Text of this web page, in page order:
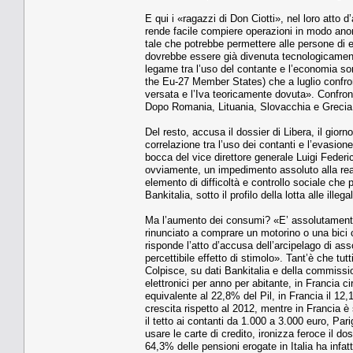
E qui i «ragazzi di Don Ciotti», nel loro atto
rende facile compiere operazioni in modo
tale che potrebbe permettere alle persone di
dovrebbe essere già divenuta
legame tra l’uso del contante e l’economia
the Eu-27 Member States) che a luglio
versata e l’Iva teoricamente dovuta».
Dopo Romania, Lituania, Slovacchia e
Del resto, accusa il dossier di Libera, il
correlazione tra l’uso dei contanti e
bocca del vice direttore generale Luigi
ovviamente, un impedimento assoluto alla
elemento di difficoltà e controllo sociale che
Bankitalia, sotto il profilo della lotta alle
Ma l’aumento dei consumi? «E’
rinunciato a comprare un motorino o una
risponde l’atto d’accusa dell’arcipelago di
percettibile effetto di stimolo». Tant’è che
Colpisce, su dati Bankitalia e della
elettronici per anno per abitante, in Francia
equivalente al 22,8% del Pil, in Francia il
crescita rispetto al 2012, mentre in Francia
il tetto ai contanti da 1.000 a 3.000 euro,
usare le carte di credito, ironizza feroce il
64,3% delle pensioni erogate in Italia ha